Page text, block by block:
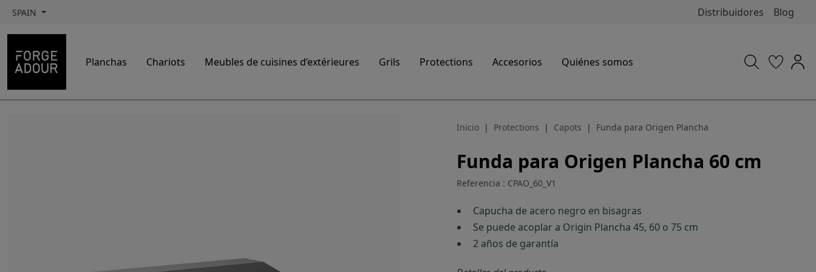
SPAIN Distribuidores Blog
Planchas Chariots Meubles de cuisines d’extérieures Grils Protections Accesorios Quiénes somos
Inicio Protections Capots Funda para Origen Plancha
Funda para Origen Plancha 60 cm
Referencia : CPAO_60_V1
Capucha de acero negro en bisagras
Se puede acoplar a Origin Plancha 45, 60 o 75 cm
2 años de garantía